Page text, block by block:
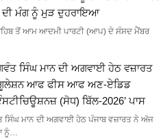
ਦੀ ਮੰਗ ਨੂੰ ਮੁੜ ਦੁਹਰਾਇਆ
ਤੋਂ ਆਮ ਆਦਮੀ ਪਾਰਟੀ (ਆਪ) ਦੇ ਸੰਸਦ ਮੈਂਬਰ
ਸਿੰਘ ਮਾਨ ਦੀ ਅਗਵਾਈ ਹੇਠ ਵਜ਼ਾਰਤ
ਆਫ ਫੀਸ ਆਫ ਅਣ-ਏਡਿਡ
(ਸੋਧ) ਬਿੱਲ-2026’ ਪਾਸ
ਸਿੰਘ ਮਾਨ ਦੀ ਅਗਵਾਈ ਹੇਠ ਪੰਜਾਬ ਵਜ਼ਾਰਤ ਨੇ ਅੱਜ
ਨੂੰ…